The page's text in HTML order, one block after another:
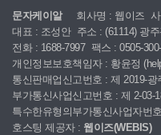
문자케이알 회사명 : 웹이즈
대표 : 조성안 주소 : (61114) 광
전화 : 1688-7997 팩스 : 0505-
개인정보보호책임자 : 황윤정
통신판매업신고번호 : 제 2019-광
부가통신사업신고번호 : 제 2-03-
특수한유형의부가통신사업자번
호스팅 제공자 : 웹이즈(WEBIS)